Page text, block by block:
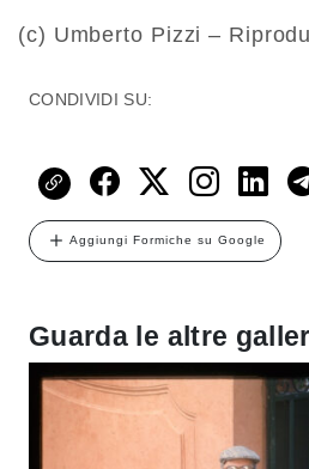
(c) Umberto Pizzi –
CONDIVIDI SU:
Aggiungi Formiche su Google
Guarda le altre